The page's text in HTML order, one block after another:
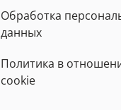
Обработка
данных
Политика в
cookie